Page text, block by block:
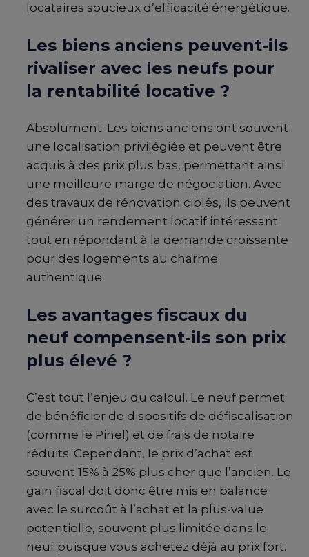
locataires soucieux d’efficacité énergétique.
Les biens anciens peuvent-ils
rivaliser avec les neufs pour
la rentabilité locative ?
Absolument. Les biens anciens ont souvent
une localisation privilégiée et peuvent être
acquis à des prix plus bas, permettant ainsi
une meilleure marge de négociation. Avec
des travaux de rénovation ciblés, ils peuvent
générer un rendement locatif intéressant
tout en répondant à la demande croissante
pour des logements au charme
authentique.
Les avantages fiscaux du
neuf compensent-ils son prix
plus élevé ?
C’est tout l’enjeu du calcul. Le neuf permet
de bénéficier de dispositifs de défiscalisation
(comme le Pinel) et de frais de notaire
réduits. Cependant, le prix d’achat est
souvent 15% à 25% plus cher que l’ancien. Le
gain fiscal doit donc être mis en balance
avec le surcoût à l’achat et la plus-value
potentielle, souvent plus limitée dans le
neuf puisque vous achetez déjà au prix fort.